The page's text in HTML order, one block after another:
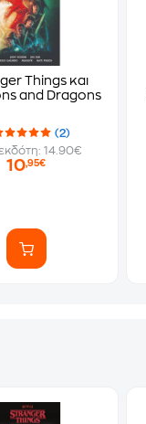
Things και
and Dragons
(2)
14.90€
10,95€